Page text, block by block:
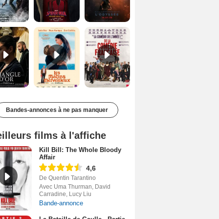
Le Triangle d'or Bande-annonce VF De la Comédie-Française Teaser VF
Bandes-annonces à ne pas manquer
films à l'affiche
Kill Bill: The Whole Bloody
Affair
4,6
De Quentin Tarantino
Avec Uma Thurman, David
Carradine, Lucy Liu
Bande-annonce